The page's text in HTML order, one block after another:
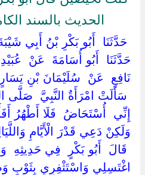
الحديث بالسند
‏حَدَّثَنَا ‏ ‏أَبُو بَكْرِ بْنُ أَبِي
حَدَّثَنَا ‏ ‏أَبُو أُسَامَةَ ‏ ‏عَنْ
‏نَافِعٍ ‏ ‏عَنْ ‏ ‏سُلَيْمَانَ بْنِ
‏سَأَلَتْ امْرَأَةٌ النَّبِيَّ ‏ ‏صَلَّى
إِنِّي ‏ ‏أُسْتَحَاضُ ‏ ‏فَلَا أَطْهُرُ
وَلَكِنْ دَعِي قَدْرَ الْأَيَّامِ
‏قَالَ ‏ ‏أَبُو بَكْرٍ ‏ ‏فِي حَدِيثِهِ
اغْتَسِلِي وَاسْتَثْفِرِي بِثَوْبٍ